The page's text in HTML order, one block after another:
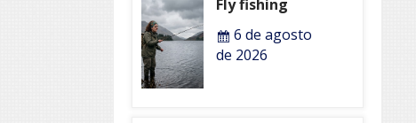
Fly fishing
6 de agosto
de 2026